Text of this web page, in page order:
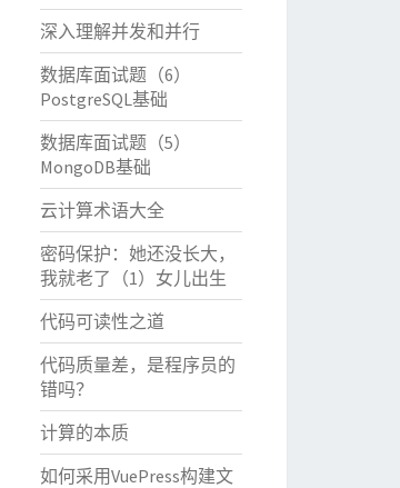
深入理解并发和并行
数据库面试题（6）
PostgreSQL基础
数据库面试题（5）
MongoDB基础
云计算术语大全
密码保护：她还没长大，
我就老了（1）女儿出生
代码可读性之道
代码质量差，是程序员的
错吗？
计算的本质
如何采用VuePress构建文